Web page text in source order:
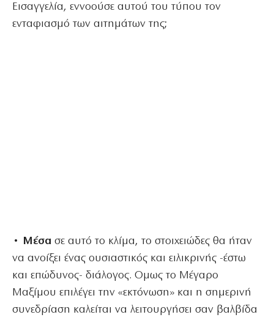
Εισαγγελία, εννοούσε αυτού του τύπου τον
ενταφιασμό των αιτημάτων της;
• Μέσα σε αυτό το κλίμα, το στοιχειώδες θα ήταν
να ανοίξει ένας ουσιαστικός και ειλικρινής -έστω
και επώδυνος- διάλογος. Ομως το Μέγαρο
Μαξίμου επιλέγει την «εκτόνωση» και η σημερινή
συνεδρίαση καλείται να λειτουργήσει σαν βαλβίδα